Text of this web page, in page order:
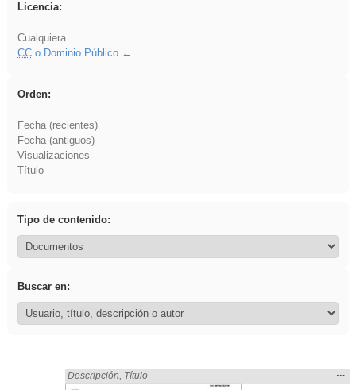
Licencia:
Cualquiera
CCo Dominio Público
Orden:
Fecha (recientes)
Fecha (antiguos)
Visualizaciones
Título
Tipo de contenido:
Buscar en:
Encontrado «Oratoria» en:
Descripción Título
la
…